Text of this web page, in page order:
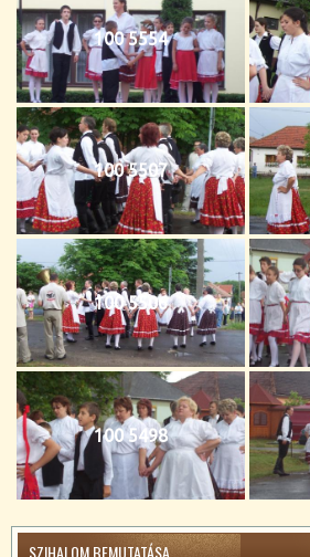
100 5554
100 5507
100 5506
100 5498
SZIHALOM BEMUTATÁSA